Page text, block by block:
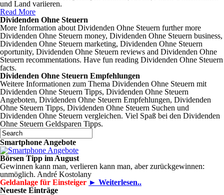
und Land variieren.
Read More
Dividenden Ohne Steuern
More Information about Dividenden Ohne Steuern further more
Dividenden Ohne Steuern money, Dividenden Ohne Steuern business,
Dividenden Ohne Steuern marketing, Dividenden Ohne Steuern
oportunity, Dividenden Ohne Steuern reviews and Dividenden Ohne
Steuern recommentations. Have fun reading Dividenden Ohne Steuern
facts.
Dividenden Ohne Steuern Empfehlungen
Weitere Informationen zum Thema Dividenden Ohne Steuern mit
Dividenden Ohne Steuern Tipps, Dividenden Ohne Steuern
Angeboten, Dividenden Ohne Steuern Empfehlungen, Dividenden
Ohne Steuern Tipps, Dividenden Ohne Steuern Suchen und
Dividenden Ohne Steuern vergleichen. Viel Spaß bei den Dividenden
Ohne Steuern Geldsparen Tipps.
Smartphone Angebote
Börsen Tipp im August
Gewinnen kann man, verlieren kann man, aber zurückgewinnen:
unmöglich. André Kostolany
Geldanlage für Einsteiger ► Weiterlesen..
Neueste Einträge